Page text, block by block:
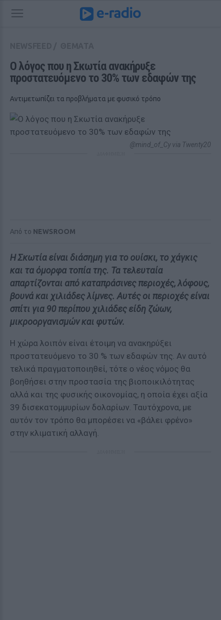
Ο λόγος που η Σκωτία ανακήρυξε
προστατευόμενο το 30% των εδαφών της
Αντιμετωπίζει τα προβλήματα με φυσικό τρόπο
@mind_of_Cy via Twenty20
Από το NEWSROOM
Η Σκωτία είναι διάσημη για το ουίσκι, το χάγκις
και τα όμορφα τοπία της. Τα τελευταία
απαρτίζονται από καταπράσινες περιοχές, λόφους,
βουνά και χιλιάδες λίμνες. Αυτές οι περιοχές είναι
σπίτι για 90 περίπου χιλιάδες είδη ζώων,
μικροοργανισμών και φυτών.
Η χώρα λοιπόν είναι έτοιμη να ανακηρύξει
προστατευόμενο το 30 % των εδαφών της. Αν αυτό
τελικά πραγματοποιηθεί, τότε ο νέος νόμος θα
βοηθήσει στην προστασία της βιοποικιλότητας
αλλά και της φυσικής οικονομίας, η οποία έχει αξία
39 δισεκατομμυρίων δολαρίων. Ταυτόχρονα, με
αυτόν τον τρόπο θα μπορέσει να «βάλει φρένο»
στην κλιματική αλλαγή.